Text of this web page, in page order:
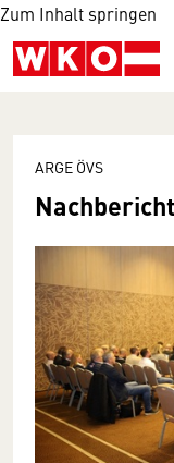
Zum Inhalt springen
ARGE ÖVS